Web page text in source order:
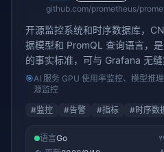
github.com/prometheus/
开源监控系统和时序数据库，
据模型和 PromQL 查询语言，
的事实标准，可与 Grafana 无缝
🎯AI 服务 GPU 使用率监控、模型推
源监控
#监控 #告警 #指标 #时序数
语言Go